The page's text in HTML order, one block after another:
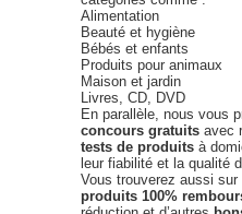
Alimentation
Beauté et hygiène
Bébés et enfants
Produits pour animaux
Maison et jardin
Livres, CD, DVD
En parallèle, nous vous
concours gratuits avec
tests de produits à
leur fiabilité et la qualité
Vous trouverez aussi
produits 100%